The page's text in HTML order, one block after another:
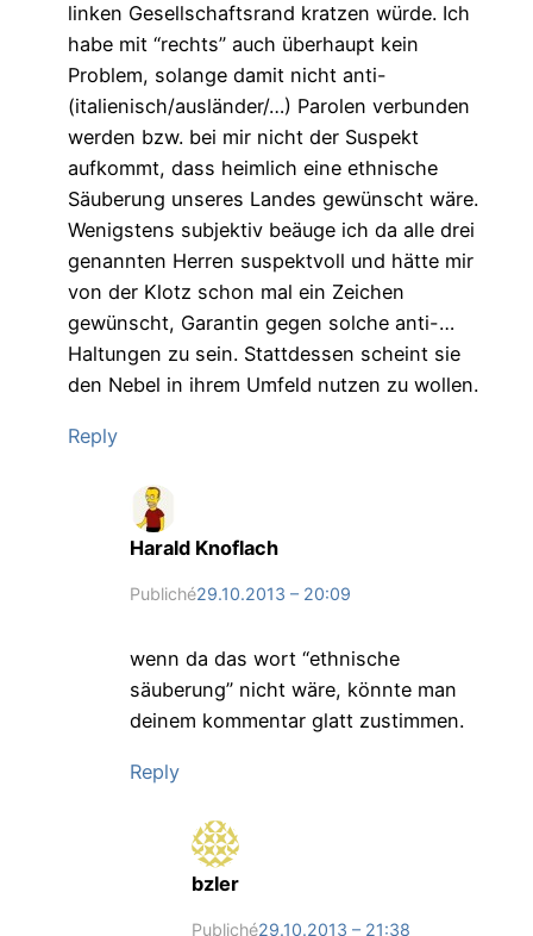
linken Gesellschaftsrand kratzen würde. Ich
habe mit “rechts” auch überhaupt kein
Problem, solange damit nicht anti-
(italienisch/ausländer/…) Parolen verbunden
werden bzw. bei mir nicht der Suspekt
aufkommt, dass heimlich eine ethnische
Säuberung unseres Landes gewünscht wäre.
Wenigstens subjektiv beäuge ich da alle drei
genannten Herren suspektvoll und hätte mir
von der Klotz schon mal ein Zeichen
gewünscht, Garantin gegen solche anti-…
Haltungen zu sein. Stattdessen scheint sie
den Nebel in ihrem Umfeld nutzen zu wollen.
Reply
Harald Knoflach
Publiché29.10.2013 – 20:09
wenn da das wort “ethnische
säuberung” nicht wäre, könnte man
deinem kommentar glatt zustimmen.
Reply
bzler
Publiché29.10.2013 – 21:38